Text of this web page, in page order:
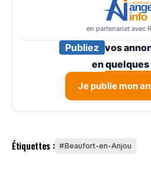
en partenariat avec
Publiez vos
en
Je publie mon
Étiquettes : Beaufort-en-Anjou